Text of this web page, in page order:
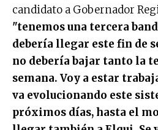
candidato a Gobernador
"tenemos una tercera
debería llegar este fin de
no debería bajar tanto la
semana. Voy a estar
va evolucionando este
próximos días, hasta el